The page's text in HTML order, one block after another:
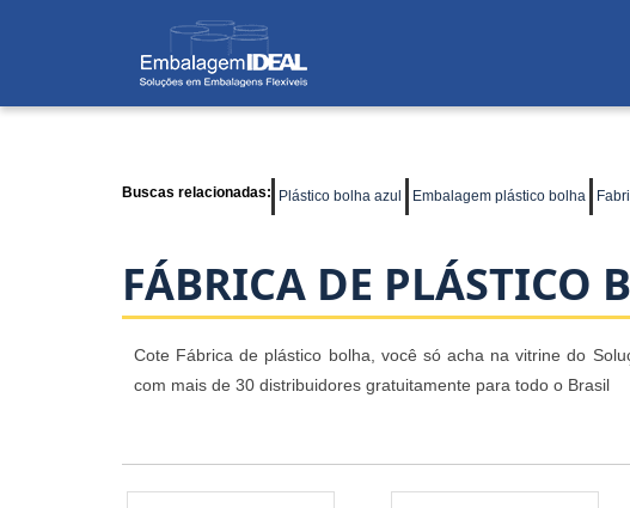
Buscas relacionadas: Plástico bolha azul Embalagem plástico bolha
FÁBRICA DE PLÁSTICO
Cote Fábrica de plástico bolha, você só acha na vitrine do
com mais de 30 distribuidores gratuitamente para todo o Brasil